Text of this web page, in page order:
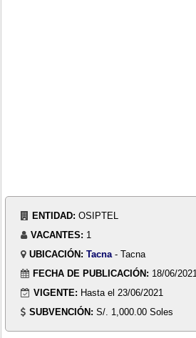
ENTIDAD: OSIPTEL
VACANTES: 1
UBICACIÓN: Tacna - Tacna
FECHA DE PUBLICACIÓN: 18/06/2021
VIGENTE: Hasta el 23/06/2021
SUBVENCIÓN: S/. 1,000.00 Soles